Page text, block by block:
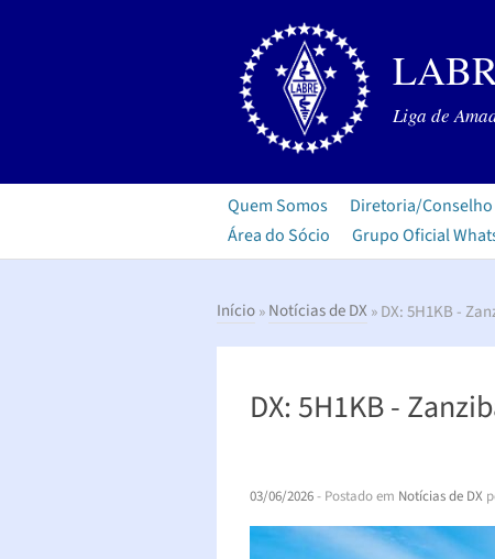
Liga de
Quem Somos Diretoria/Conselho
Área do Sócio
Grupo Oficial
Início»Notícias de DX» DX: 5H1KB -
DX: 5H1KB -
03/06/2026- Postado em Notícias de DX